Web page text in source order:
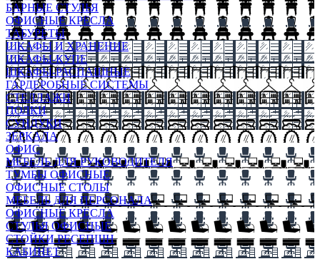
БАРНЫЕ СТУЛЬЯ
ОФИСНЫЕ КРЕСЛА
ТАБУРЕТЫ
ШКАФЫ И ХРАНЕНИЕ
ШКАФЫ-КУПЕ
ШКАФЫ-РАСПАШНЫЕ
ГАРДЕРОБНЫЕ СИСТЕМЫ
СТЕЛЛАЖИ
ПОЛКИ
СУНДУКИ
ЗЕРКАЛА
ОФИС
МЕБЕЛЬ ДЛЯ РУКОВОДИТЕЛЯ
ТУМБЫ ОФИСНЫЕ
ОФИСНЫЕ СТОЛЫ
МЕБЕЛЬ ДЛЯ ПЕРСОНАЛА
ОФИСНЫЕ КРЕСЛА
СТУЛЬЯ ОФИСНЫЕ
СТОЙКИ РЕСЕПШН
КАБИНЕТ